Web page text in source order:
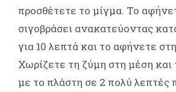
προσθέτετε το μίγμα. Το
σιγοβράσει ανακατεύοντας
για 10 λεπτά και το αφήνετε
Χωρίζετε τη ζύμη στη μέση και
με το πλάστη σε 2 πολύ λεπτές